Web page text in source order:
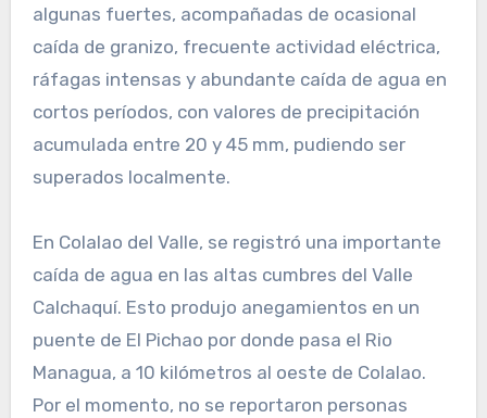
algunas fuertes, acompañadas de ocasional
caída de granizo, frecuente actividad eléctrica,
ráfagas intensas y abundante caída de agua en
cortos períodos, con valores de precipitación
acumulada entre 20 y 45 mm, pudiendo ser
superados localmente.
En Colalao del Valle, se registró una importante
caída de agua en las altas cumbres del Valle
Calchaquí. Esto produjo anegamientos en un
puente de El Pichao por donde pasa el Rio
Managua, a 10 kilómetros al oeste de Colalao.
Por el momento, no se reportaron personas